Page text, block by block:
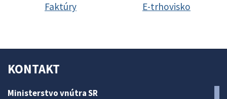
Faktúry E-trhovisko
KONTAKT
Ministerstvo vnútra SR